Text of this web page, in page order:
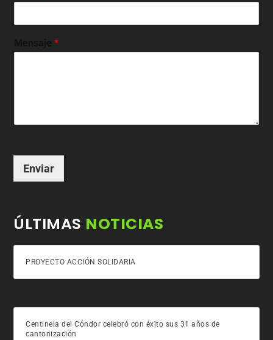
Mensaje*
Enviar
ÚLTIMAS NOTICIAS
PROYECTO ACCIÓN SOLIDARIA
Centinela del Cóndor celebró con éxito sus 31 años de
cantonización